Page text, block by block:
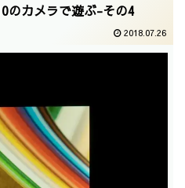
のカメラで遊ぶ-その4
2018.07.26